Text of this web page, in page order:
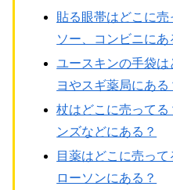
貼る眼帯はどこに
ソー、コンビニにあ
ユースキンの手袋
ヨやスギ薬局にある
杖はどこに売ってる
ンズなどにある？
目薬はどこに売って
ローソンにある？